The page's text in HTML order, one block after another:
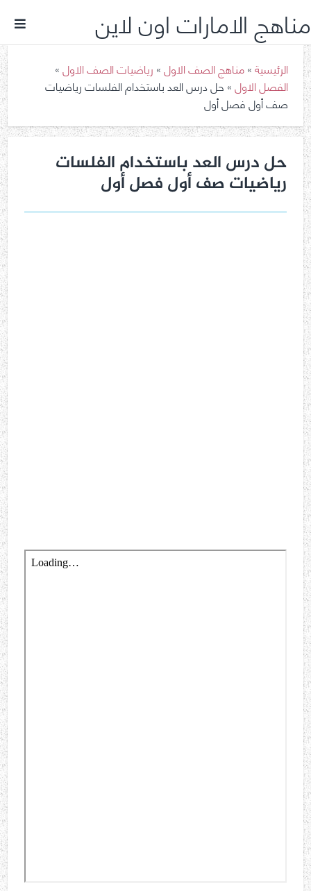
مناهج الامارات اون لاين
الرئيسية»مناهج الصف الاول»رياضيات الصف الاول»
الفصل الاول»حل درس العد باستخدام الفلسات رياضيات
صف أول فصل أول
حل درس العد باستخدام الفلسات
رياضيات صف أول فصل أول